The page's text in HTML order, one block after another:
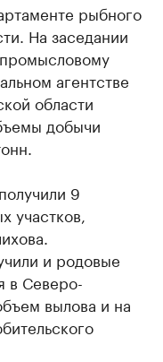
рыбного
На заседании
агентстве
области
добычи
9
участков,
и родовые
в Северо-
вылова и на